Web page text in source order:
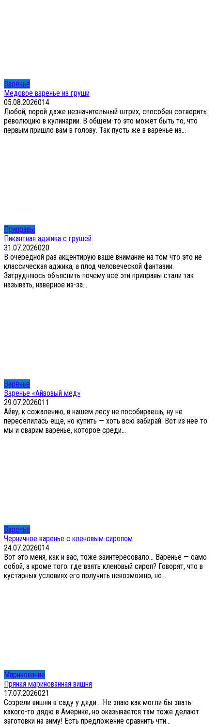
Варенье
Медовое варенье из груши
05.08.2026014
Любой, порой даже незначительный штрих, способен сотворить
революцию в кулинарии. В общем-то это может быть то, что
первым пришло вам в голову. Так пусть же в варенье из...
Приправы
Пикантная аджика с грушей
31.07.2026020
В очередной раз акцентирую ваше внимание на том что это не
классическая аджика, а плод человеческой фантазии.
Затрудняюсь объяснить почему все эти приправы стали так
называть, наверное из-за...
Варенье
Варенье «Айвовый мед»
29.07.2026011
Айву, к сожалению, в нашем лесу не пособираешь, ну не
переселилась еще, но купить — хоть всю забирай. Вот из нее то
мы и сварим варенье, которое среди...
Варенье
Черничное варенье с кленовым сиропом
24.07.2026014
Вот это меня, как и вас, тоже заинтересовало… Варенье — само
собой, а кроме того: где взять кленовый сироп? Говорят, что в
кустарных условиях его получить невозможно, но...
Маринование
Пряная маринованная вишня
17.07.2026021
Созрели вишни в саду у дяди… Не знаю как могли бы звать
какого-то дядю в Америке, но оказывается там тоже делают
заготовки на зиму! Есть предложение сравнить чти...